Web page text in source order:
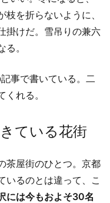
を折らないように、
掛けだ。雪吊りの兼六
。
事で書いている。二
れる。
ている花街
茶屋街のひとつ。京都
いるのとは違って、こ
には今もおよそ30名